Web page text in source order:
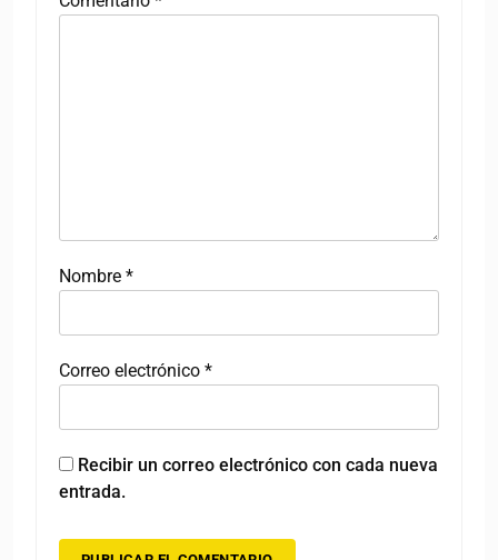
Nombre *
Correo electrónico *
Recibir un correo electrónico con cada nueva
entrada.